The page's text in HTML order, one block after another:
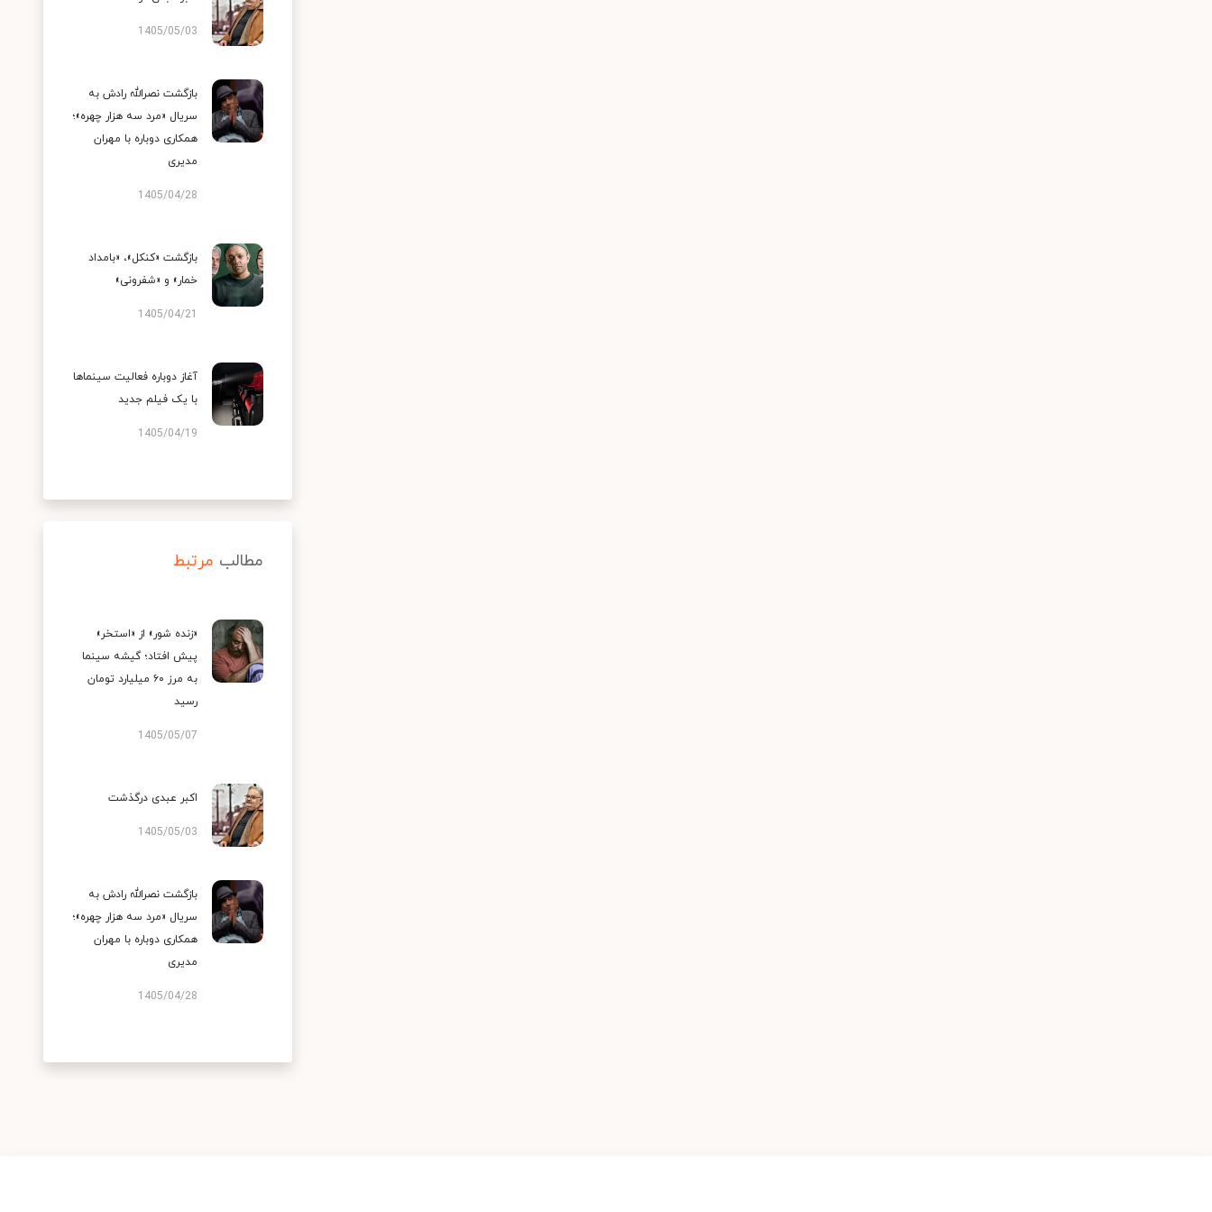
1405/05/03
بازگشت نصرالله رادش به
سریال «مرد سه هزار چهره»؛
همکاری دوباره با مهران
مدیری
1405/04/28
بازگشت «کنکل»، «بامداد
خمار» و «شفرونی»
1405/04/21
آغاز دوباره فعالیت سینماها
با یک فیلم جدید
1405/04/19
مطالب مرتبط
«زنده شور» از «استخر»
پیش افتاد؛ گیشه سینما
به مرز ۶۰ میلیارد تومان
رسید
1405/05/07
اکبر عبدی درگذشت
1405/05/03
بازگشت نصرالله رادش به
سریال «مرد سه هزار چهره»؛
همکاری دوباره با مهران
مدیری
1405/04/28